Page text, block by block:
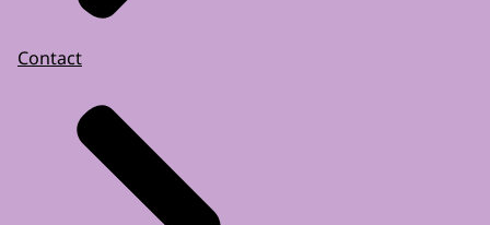
Contact